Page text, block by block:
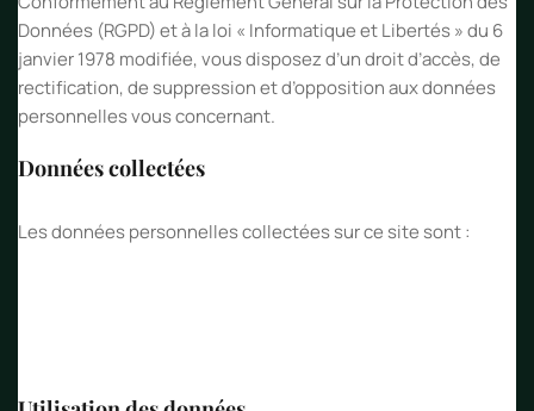
Données (RGPD) et à la loi « Informatique et Libertés » du 6
janvier 1978 modifiée, vous disposez d’un droit d’accès, de
rectification, de suppression et d’opposition aux données
personnelles vous concernant.
Données collectées
Les données personnelles collectées sur ce site sont :